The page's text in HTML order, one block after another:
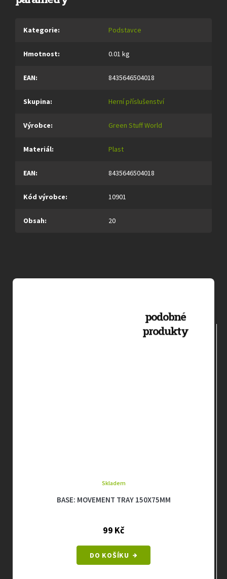
Kategorie: Podstavce
Hmotnost: 0.01 kg
EAN: 8435646504018
Skupina: Herní příslušenství
Výrobce: Green Stuff World
Materiál: Plast
EAN: 8435646504018
Kód výrobce: 10901
Obsah: 20
BASE: MOVEMENT TRAY 150X75MM
Skladem
99 Kč
DO KOŠÍKU